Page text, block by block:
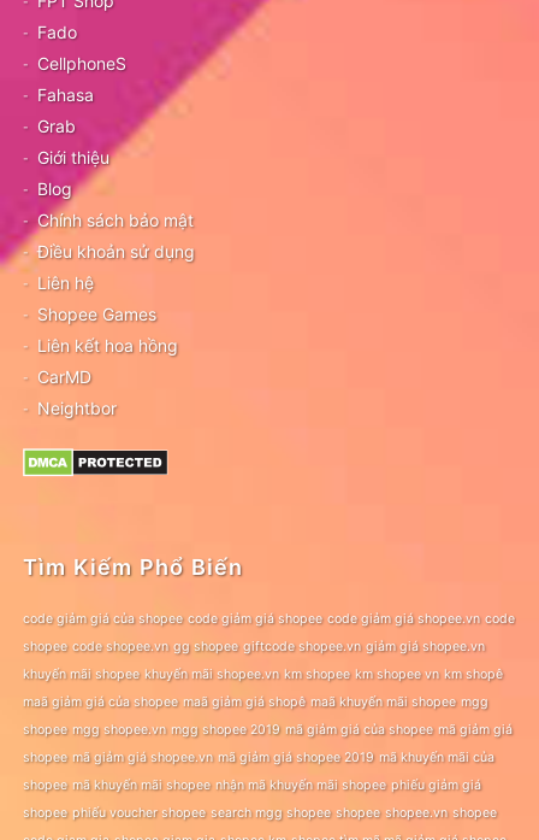
Fado
CellphoneS
Fahasa
Grab
Giới thiệu
Blog
Chính sách bảo mật
Điều khoản sử dụng
Liên hệ
Shopee Games
Liên kết hoa hồng
CarMD
Neightbor
Tìm Kiếm Phổ Biến
code giảm giá của shopee code giảm giá shopee code giảm giá shopee.vn code
shopee code shopee.vn gg shopee giftcode shopee.vn giảm giá shopee.vn
khuyến mãi shopee khuyến mãi shopee.vn km shopee km shopee vn km shopê
maã giảm giá của shopee maã giảm giá shopê maã khuyến mãi shopee mgg
shopee mgg shopee.vn mgg shopee 2019 mã giảm giá của shopee mã giảm giá
shopee mã giảm giá shopee.vn mã giảm giá shopee 2019 mã khuyến mãi của
shopee mã khuyến mãi shopee nhận mã khuyến mãi shopee phiếu giảm giá
shopee phiếu voucher shopee search mgg shopee shopee shopee.vn shopee